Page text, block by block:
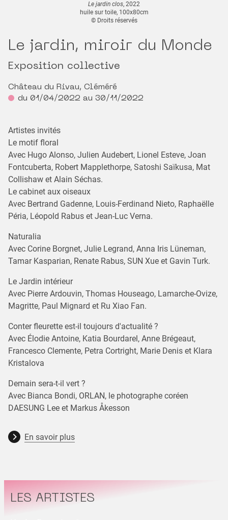
Le jardin clos, 2022
huile sur toile, 100x80cm
© Droits réservés
Le jardin, miroir du Monde
Exposition collective
Château du Rivau, Cléméré
du 01/04/2022 au 30/11/2022
Artistes invités
Le motif floral
Avec Hugo Alonso, Julien Audebert, Lionel Esteve, Joan
Fontcuberta, Robert Mapplethorpe, Satoshi Saïkusa, Mat
Collishaw et Alain Séchas.
Le cabinet aux oiseaux
Avec Bertrand Gadenne, Louis-Ferdinand Nieto, Raphaëlle
Péria, Léopold Rabus et Jean-Luc Verna.
Naturalia
Avec Corine Borgnet, Julie Legrand, Anna Iris Lüneman,
Tamar Kasparian, Renate Rabus, SUN Xue et Gavin Turk.
Le Jardin intérieur
Avec Pierre Ardouvin, Thomas Houseago, Lamarche-Ovize,
Magritte, Paul Mignard et Ru Xiao Fan.
Conter fleurette est-il toujours d'actualité ?
Avec Élodie Antoine, Katia Bourdarel, Anne Brégeaut,
Francesco Clemente, Petra Cortright, Marie Denis et Klara
Kristalova
Demain sera-t-il vert ?
Avec Bianca Bondi, ORLAN, le photographe coréen
DAESUNG Lee et Markus Åkesson
En savoir plus
LES ARTISTES